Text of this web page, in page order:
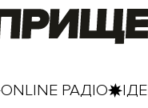
ONLINE РАДІО